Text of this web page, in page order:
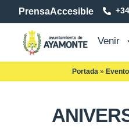
PrensaAccesible
Venir
Portada »